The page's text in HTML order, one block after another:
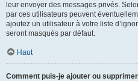
leur envoyer des messages privés.
par ces utilisateurs peuvent
ajoutez un utilisateur à votre liste
seront masqués par défaut.
Haut
Comment puis-je ajouter ou